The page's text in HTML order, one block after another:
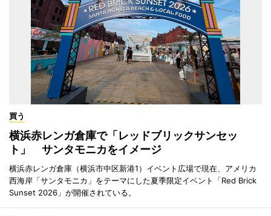
買う
横浜赤レンガ倉庫で「レッドブリックサンセッ
ト」 サンタモニカをイメージ
横浜赤レンガ倉庫（横浜市中区新港1）イベント広場で現在、アメリカ
西海岸「サンタモニカ」をテーマにした夏季限定イベント「Red Brick
Sunset 2026」が開催されている。